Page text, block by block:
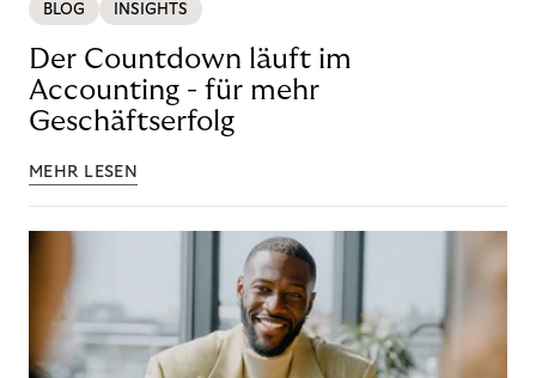
BLOG INSIGHTS
Der Countdown läuft im
Accounting - für mehr
Geschäftserfolg
MEHR LESEN